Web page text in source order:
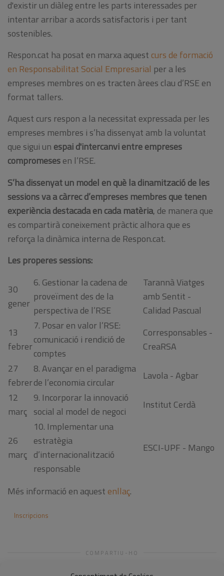
d'existir un diàleg entre les parts interessades per
intentar arribar a acords satisfactoris i per tant
sostenibles.
Respon.cat ha posat en marxa aquestcurs de formació
en Responsabilitat Social Empresarial per a les
empreses membres on es tracten àrees clau d’RSE en
format tallers.
Aquest curs respon a la necessitat expressada per les
empreses membres i s’ha dissenyat amb la voluntat
que sigui un espai d'intercanvi entre empreses
compromesesen l’RSE.
S’ha dissenyat un model en què la dinamització de les
sessions va a càrrec d’empreses membres que tenen
experiència destacada en cada matèria, de manera que
es compartirà coneixement pràctic alhora que es
reforça la dinàmica interna de Respon.cat.
Les properes sessions:
30
gener
6. Gestionar la cadena de
proveïment des de la
perspectiva de l’RSE
Tarannà Viatges
amb Sentit -
Calidad Pascual
13
febrer
7. Posar en valor l’RSE:
comunicació i rendició de
comptes
Corresponsables -
CreaRSA
27
febrer
8. Avançar en el paradigma
de l’economia circular
Lavola - Agbar
12
març
9. Incorporar la innovació
social al model de negoci
Institut Cerdà
26
març
10. Implementar una
estratègia
d’internacionalització
responsable
ESCI-UPF - Mango
Més informació en aquestenllaç.
Inscripcions
COMPARTIU-HO